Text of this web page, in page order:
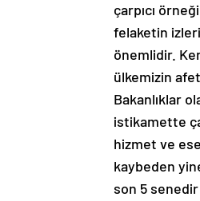
çarpıcı
felaketin
önemlidir.
ülkemizin
Bakanlıklar
istikamette
hizmet ve
kaybeden
son 5